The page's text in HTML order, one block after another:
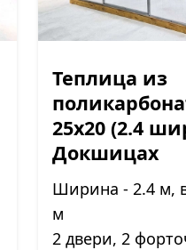
Теплица из
25х20 (2.4
Докшицах
Ширина - 2.4 м,
м
2 двери, 2